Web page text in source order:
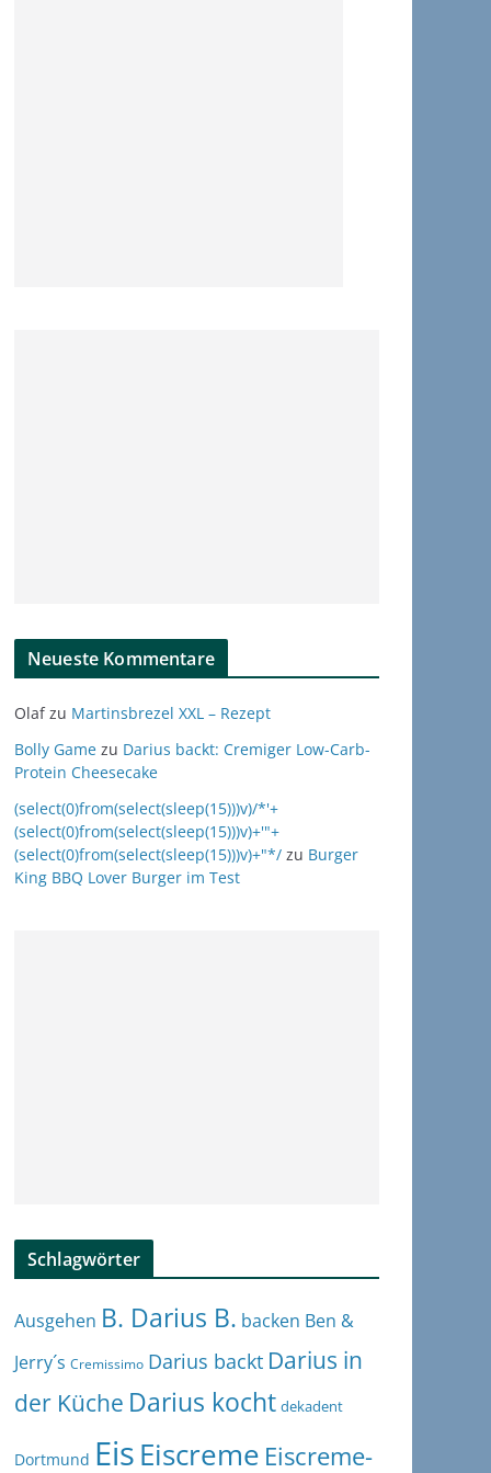
Neueste Kommentare
Olafzu Martinsbrezel XXL – Rezept
Bolly Game zu Darius backt: Cremiger Low-Carb-
Protein Cheesecake
(select(0)from(select(sleep(15)))v)/*'+
(select(0)from(select(sleep(15)))v)+'"+
(select(0)from(select(sleep(15)))v)+"*/ zu Burger
King BBQ Lover Burger im Test
Schlagwörter
Ausgehen B. Darius B. backen Ben &
Jerry´s Cremissimo Darius backt Darius in
der Küche Darius kocht dekadent
Dortmund EisEiscreme Eiscreme-